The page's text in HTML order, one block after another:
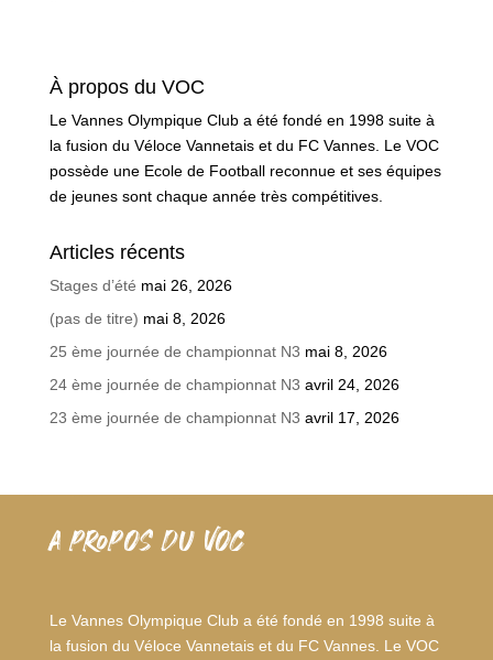
À propos du VOC
Le Vannes Olympique Club a été fondé en 1998 suite à
la fusion du Véloce Vannetais et du FC Vannes. Le VOC
possède une Ecole de Football reconnue et ses équipes
de jeunes sont chaque année très compétitives.
Articles récents
Stages d’été mai 26, 2026
(pas de titre) mai 8, 2026
25 ème journée de championnat N3 mai 8, 2026
24 ème journée de championnat N3 avril 24, 2026
23 ème journée de championnat N3 avril 17, 2026
A PROPOS DU VOC
Le Vannes Olympique Club a été fondé en 1998 suite à
la fusion du Véloce Vannetais et du FC Vannes. Le VOC